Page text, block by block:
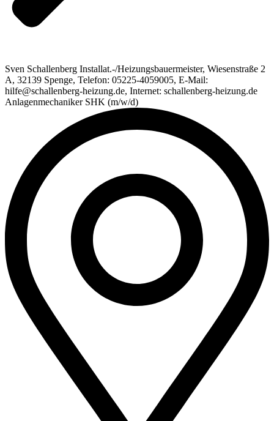
Sven Schallenberg Installat.-/Heizungsbauermeister, Wiesenstraße 2
A, 32139 Spenge, Telefon: 05225-4059005, E-Mail:
hilfe@schallenberg-heizung.de, Internet: schallenberg-heizung.de
Anlagenmechaniker SHK (m/w/d)